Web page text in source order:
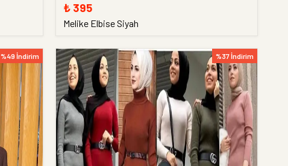
₺ 395
Melike Elbise Siyah
%49 İndirim %37 İndirim